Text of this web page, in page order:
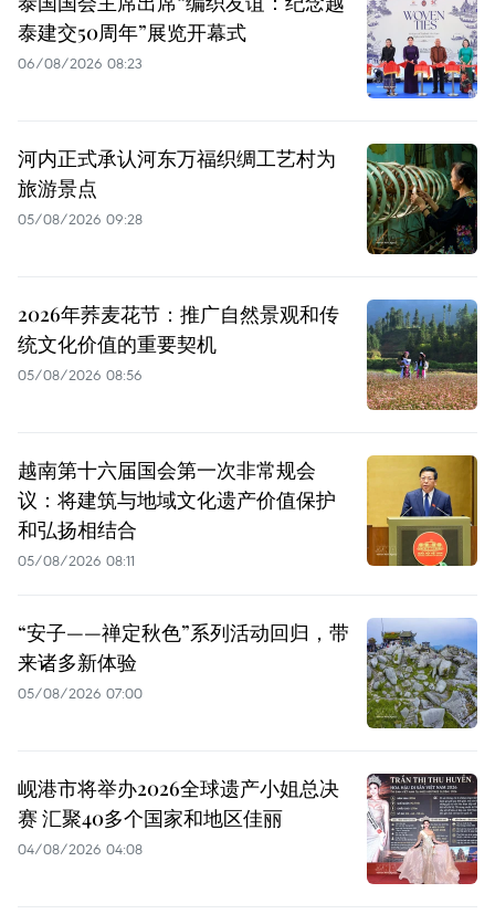
泰建交50周年”展览开幕式
06/08/2026 08:23
河内正式承认河东万福织绸工艺村为
旅游景点
05/08/2026 09:28
2026年荞麦花节：推广自然景观和传
统文化价值的重要契机
05/08/2026 08:56
越南第十六届国会第一次非常规会
议：将建筑与地域文化遗产价值保护
和弘扬相结合
05/08/2026 08:11
“安子——禅定秋色”系列活动回归，带
来诸多新体验
05/08/2026 07:00
岘港市将举办2026全球遗产小姐总决
赛 汇聚40多个国家和地区佳丽
04/08/2026 04:08